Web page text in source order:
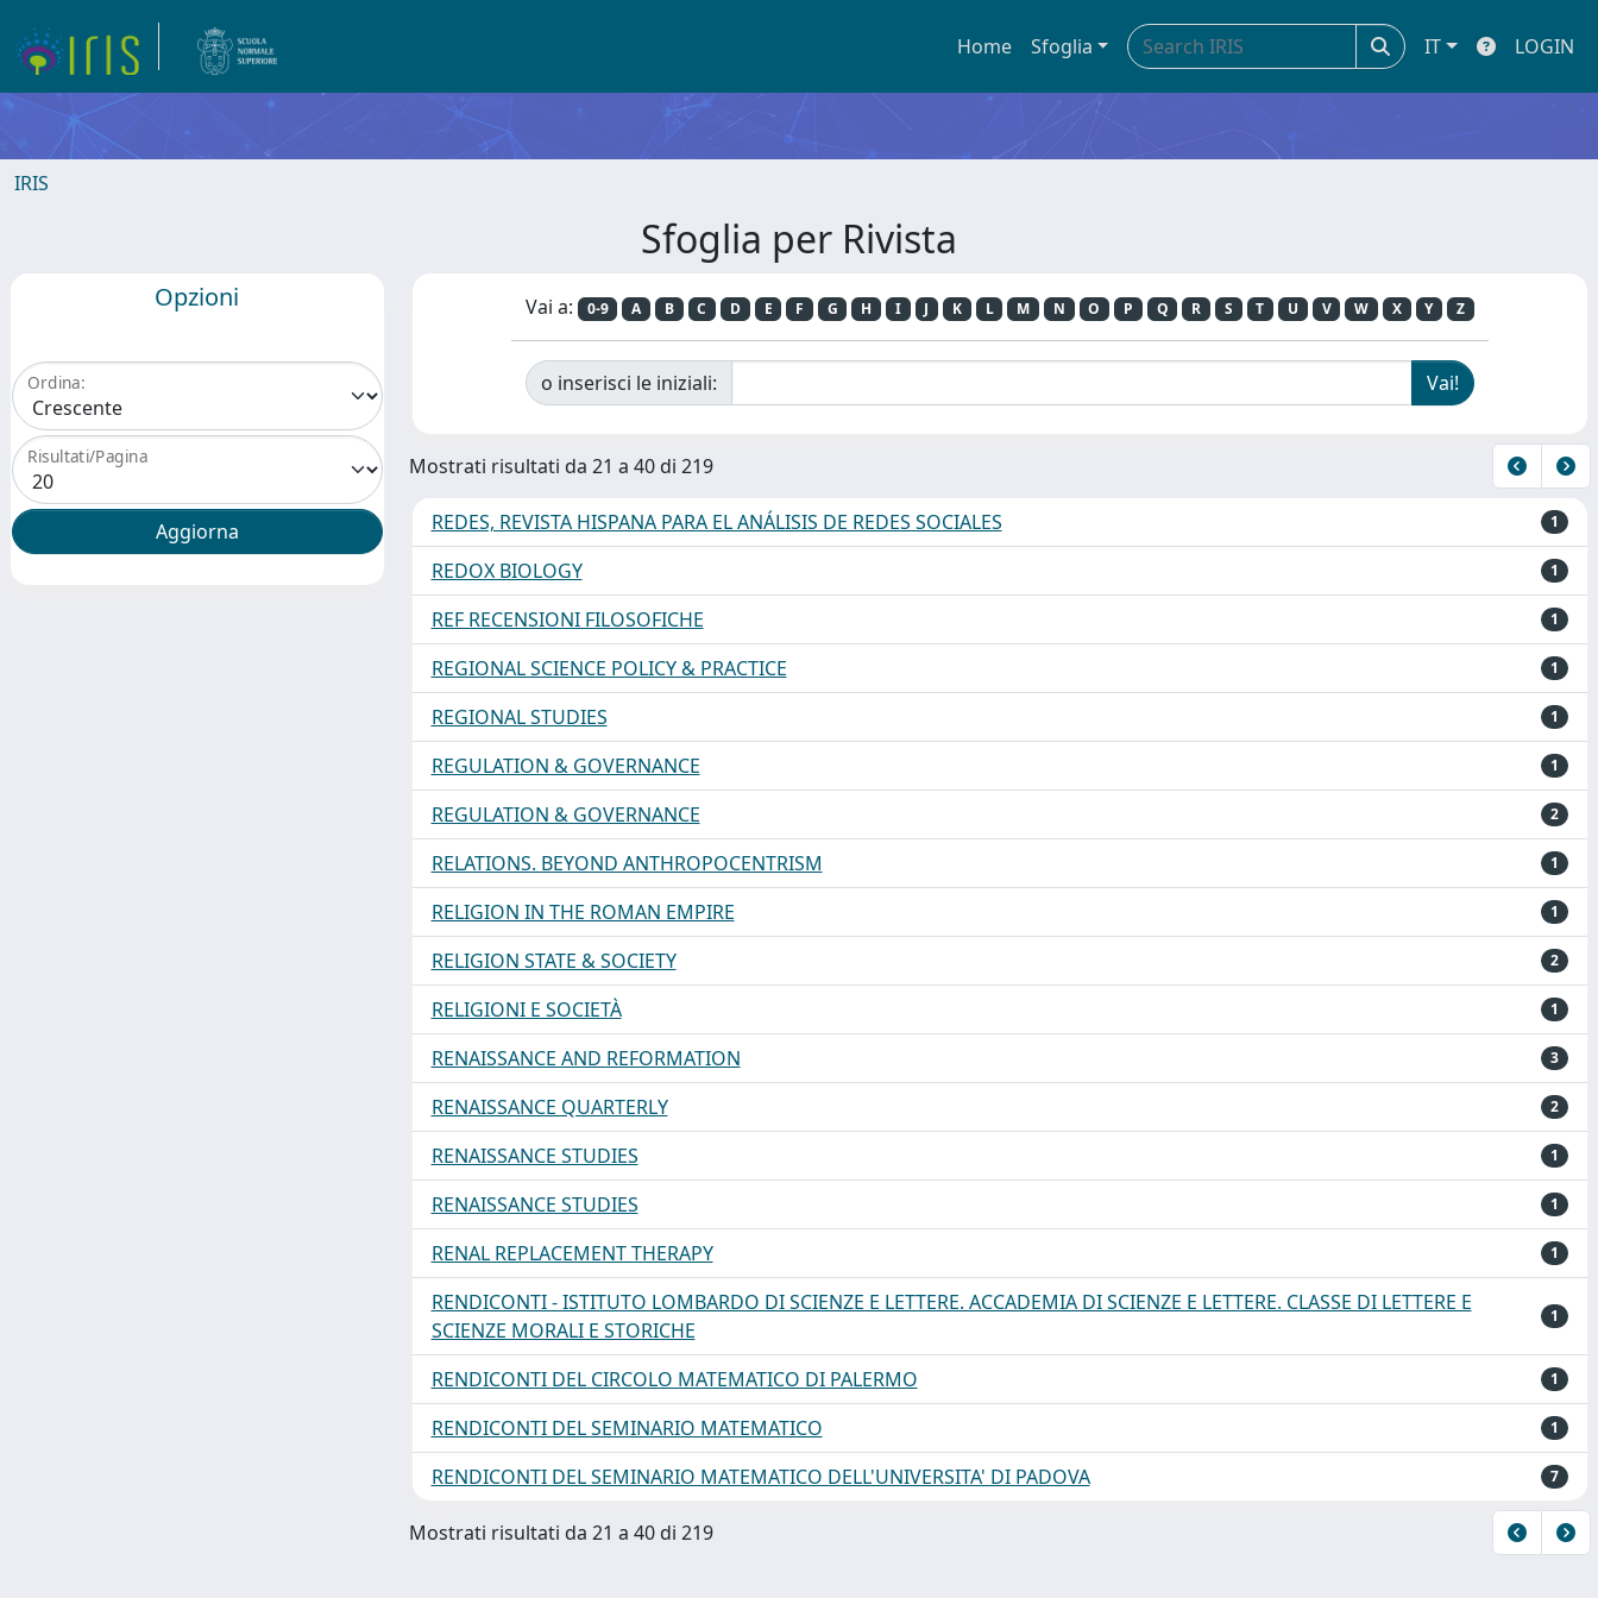
Home Sfoglia IT LOGIN
IRIS
Sfoglia per Rivista
Opzioni
Ordina:
Risultati/Pagina
Vai a: 0-9 A B C D E F G H I J K L M N O P Q R S T U V W X Y Z
o inserisci le iniziali:
Mostrati risultati da 21 a 40 di 219
REDES, REVISTA HISPANA PARA EL ANÁLISIS DE REDES SOCIALES 1
REDOX BIOLOGY 1
REF RECENSIONI FILOSOFICHE 1
REGIONAL SCIENCE POLICY & PRACTICE 1
REGIONAL STUDIES 1
REGULATION & GOVERNANCE 1
REGULATION & GOVERNANCE 2
RELATIONS. BEYOND ANTHROPOCENTRISM 1
RELIGION IN THE ROMAN EMPIRE 1
RELIGION STATE & SOCIETY 2
RELIGIONI E SOCIETÀ 1
RENAISSANCE AND REFORMATION 3
RENAISSANCE QUARTERLY 2
RENAISSANCE STUDIES 1
RENAISSANCE STUDIES 1
RENAL REPLACEMENT THERAPY 1
RENDICONTI - ISTITUTO LOMBARDO DI SCIENZE E LETTERE. ACCADEMIA DI SCIENZE E LETTERE. CLASSE DI LETTERE E
SCIENZE MORALI E STORICHE
1
RENDICONTI DEL CIRCOLO MATEMATICO DI PALERMO 1
RENDICONTI DEL SEMINARIO MATEMATICO 1
RENDICONTI DEL SEMINARIO MATEMATICO DELL'UNIVERSITA' DI PADOVA 7
Mostrati risultati da 21 a 40 di 219